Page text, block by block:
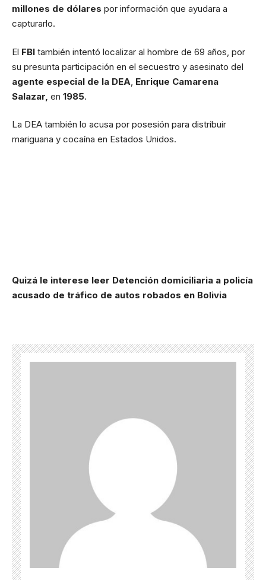
millones de dólares por información que ayudara a
capturarlo.
El FBI también intentó localizar al hombre de 69 años, por
su presunta participación en el secuestro y asesinato del
agente especial de la DEA Enrique Camarena
Salazar, en 1985.
La DEA también lo acusa por posesión para distribuir
mariguana y cocaína en Estados Unidos.
Quizá le interese leer Detención domiciliaria a policía
acusado de tráfico de autos robados en Bolivia